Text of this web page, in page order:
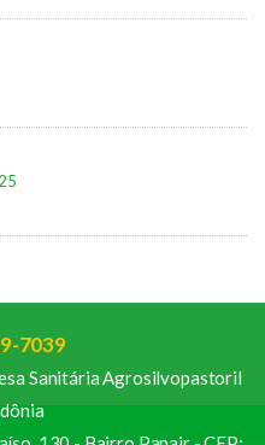
7039
Sanitária Agrosilvopastoril